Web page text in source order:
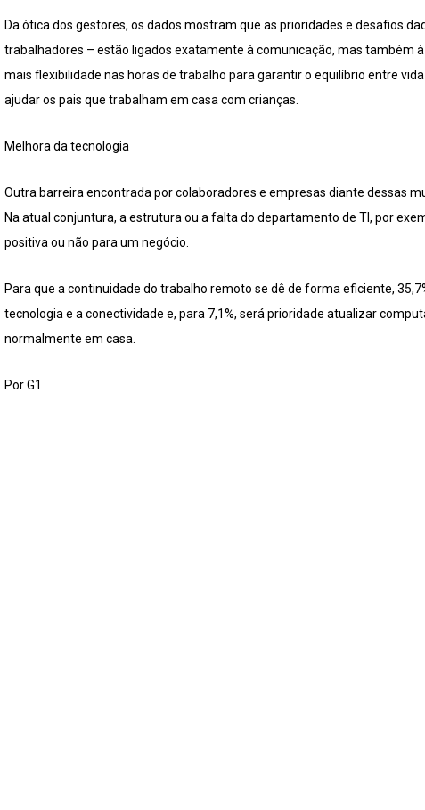
Da ótica dos gestores, os dados mostram que as prioridades e desafios
trabalhadores – estão ligados exatamente à comunicação, mas também
mais flexibilidade nas horas de trabalho para garantir o equilíbrio entre
ajudar os pais que trabalham em casa com crianças.
Melhora da tecnologia
Outra barreira encontrada por colaboradores e empresas diante dessas
Na atual conjuntura, a estrutura ou a falta do departamento de TI, por
positiva ou não para um negócio.
Para que a continuidade do trabalho remoto se dê de forma eficiente,
tecnologia e a conectividade e, para 7,1%, será prioridade atualizar
normalmente em casa.
Por G1